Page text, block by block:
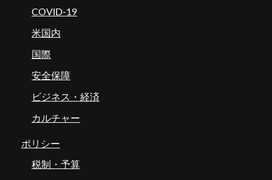
COVID-19
米国内
国際
安全保障
ビジネス・経済
カルチャー
ポリシー
税制・予算